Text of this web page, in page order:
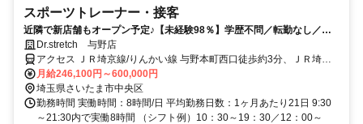
スポーツトレーナー・接客
近隣で新店舗もオープン予定♪【未経験98％】学歴不問／転勤なし／二
卒歓迎／各種手当・インセン充実／キャリアは挙手制／プロに帯同可
Dr.stretch 与野店
アクセス ＪＲ埼京線/りんかい線 与野本町西口徒歩約3分、ＪＲ埼京
線/りんかい線 北与野北口徒歩約17分、ＪＲ京浜東北線 与野西口徒歩
約18分
月給246,100円～600,000円
埼玉県さいたま市中央区
勤務時間 実働時間：8時間/日 平均勤務日数：1ヶ月あたり21日 9:30
～21:30内で実働8時間 （シフト例）10：30～19：30／12：00～